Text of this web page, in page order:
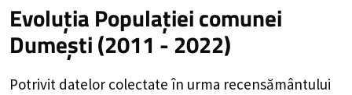
Evoluția Populației comunei
Dumești (2011 - 2022)
Potrivit datelor colectate în urma recensământului